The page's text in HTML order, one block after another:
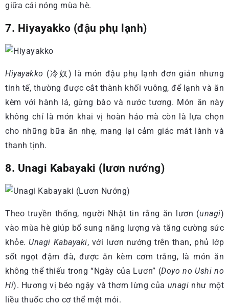
giữa cái nóng mùa hè.
7. Hiyayakko (đậu phụ lạnh)
Hiyayakko (冷奴) là món đậu phụ lạnh đơn giản nhưng
tinh tế, thường được cắt thành khối vuông, để lạnh và ăn
kèm với hành lá, gừng bào và nước tương. Món ăn này
không chỉ là món khai vị hoàn hảo mà còn là lựa chọn
cho những bữa ăn nhẹ, mang lại cảm giác mát lành và
thanh tịnh.
8. Unagi Kabayaki (lươn nướng)
Theo truyền thống, người Nhật tin rằng ăn lươn (unagi)
vào mùa hè giúp bổ sung năng lượng và tăng cường sức
khỏe. Unagi Kabayaki, với lươn nướng trên than, phủ lớp
sốt ngọt đậm đà, được ăn kèm cơm trắng, là món ăn
không thể thiếu trong “Ngày của Lươn” (Doyo no Ushi no
Hi). Hương vị béo ngậy và thơm lừng của unagi như một
liều thuốc cho cơ thể mệt mỏi.